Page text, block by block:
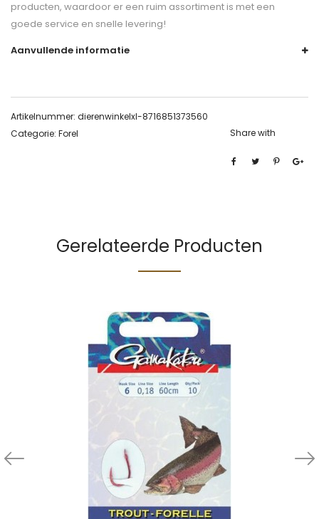
producten, waardoor er een ruim assortiment is met een
goede service en snelle levering!
Aanvullende informatie
Artikelnummer: dierenwinkelxl-8716851373560
Categorie: Forel Share with
Gerelateerde Producten